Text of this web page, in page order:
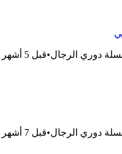
دوري الرجال•قبل 5 أشهر
دوري الرجال•قبل 7 أشهر